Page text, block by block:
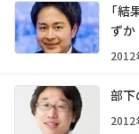
「結
ずか
2012
部下
2012